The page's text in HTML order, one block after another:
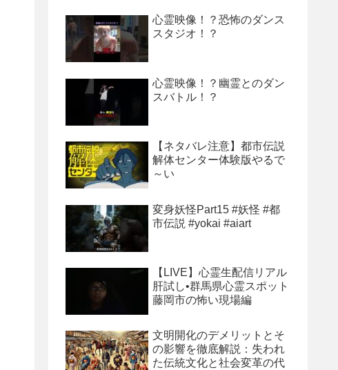
心霊映像！？恐怖のダンス
スタジオ！？
心霊映像！？幽霊とのダン
スバトル！？
【ネタバレ注意】都市伝説
解体センター体験版やるで
～い
変身妖怪Part15 #妖怪 #都
市伝説 #yokai #aiart
【LIVE】心霊生配信リアル
肝試し•群馬県心霊スポット
藤岡市の怖い現場編
文明開化のデメリットとそ
の影響を徹底解説：失われ
た伝統文化と社会変革の代